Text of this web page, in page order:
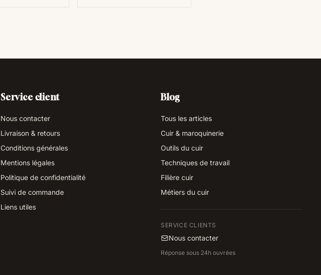
Service client
Nous contacter
Livraison & retours
Conditions générales
Mentions légales
Politique de confidentialité
Suivi de commande
Liens utiles
Blog
Tous les articles
Cuir & maroquinerie
Outils du cuir
Techniques de travail
Filière cuir
Métiers du cuir
SERVICE CLIENTS
Nous contacter
Réponse sous 24h ouvrées